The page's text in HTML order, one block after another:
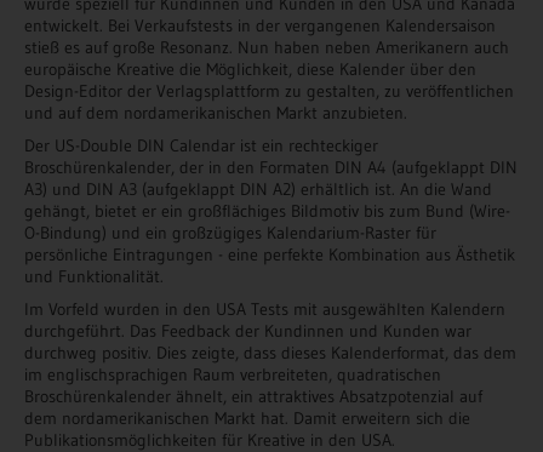
entwickelt. Bei Verkaufstests in der vergangenen Kalendersaison
stieß es auf große Resonanz. Nun haben neben Amerikanern auch
europäische Kreative die Möglichkeit, diese Kalender über den
Design-Editor der Verlagsplattform zu gestalten, zu veröffentlichen
und auf dem nordamerikanischen Markt anzubieten.
Der US-Double DIN Calendar ist ein rechteckiger
Broschürenkalender, der in den Formaten DIN A4 (aufgeklappt DIN
A3) und DIN A3 (aufgeklappt DIN A2) erhältlich ist. An die Wand
gehängt, bietet er ein großflächiges Bildmotiv bis zum Bund (Wire-
O-Bindung) und ein großzügiges Kalendarium-Raster für
persönliche Eintragungen - eine perfekte Kombination aus Ästhetik
und Funktionalität.
Im Vorfeld wurden in den USA Tests mit ausgewählten Kalendern
durchgeführt. Das Feedback der Kundinnen und Kunden war
durchweg positiv. Dies zeigte, dass dieses Kalenderformat, das dem
im englischsprachigen Raum verbreiteten, quadratischen
Broschürenkalender ähnelt, ein attraktives Absatzpotenzial auf
dem nordamerikanischen Markt hat. Damit erweitern sich die
Publikationsmöglichkeiten für Kreative in den USA.